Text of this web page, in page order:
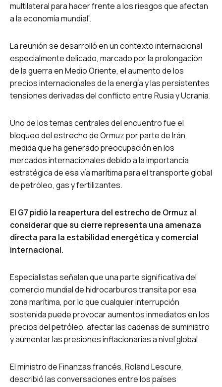
multilateral para hacer frente a los riesgos que afectan
a la economía mundial”.
La reunión se desarrolló en un contexto internacional
especialmente delicado, marcado por la prolongación
de la guerra en Medio Oriente, el aumento de los
precios internacionales de la energía y las persistentes
tensiones derivadas del conflicto entre Rusia y Ucrania.
Uno de los temas centrales del encuentro fue el
bloqueo del estrecho de Ormuz por parte de Irán,
medida que ha generado preocupación en los
mercados internacionales debido a la importancia
estratégica de esa vía marítima para el transporte global
de petróleo, gas y fertilizantes.
El G7 pidió la reapertura del estrecho de Ormuz al
considerar que su cierre representa una amenaza
directa para la estabilidad energética y comercial
internacional.
Especialistas señalan que una parte significativa del
comercio mundial de hidrocarburos transita por esa
zona marítima, por lo que cualquier interrupción
sostenida puede provocar aumentos inmediatos en los
precios del petróleo, afectar las cadenas de suministro
y aumentar las presiones inflacionarias a nivel global.
El ministro de Finanzas francés, Roland Lescure,
describió las conversaciones entre los países